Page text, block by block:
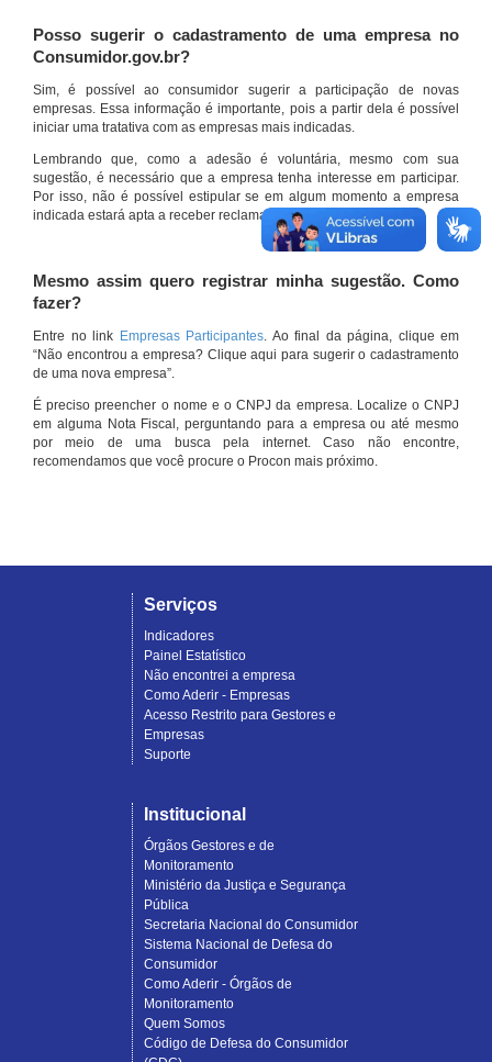
Posso sugerir o cadastramento de uma empresa no
Consumidor.gov.br?
Sim, é possível ao consumidor sugerir a participação de novas
empresas. Essa informação é importante, pois a partir dela é possível
iniciar uma tratativa com as empresas mais indicadas.
Lembrando que, como a adesão é voluntária, mesmo com sua
sugestão, é necessário que a empresa tenha interesse em participar.
Por isso, não é possível estipular se em algum momento a empresa
indicada estará apta a receber reclamações por meio do site.
Mesmo assim quero registrar minha sugestão. Como
fazer?
Entre no link Empresas Participantes. Ao final da página, clique em
“Não encontrou a empresa? Clique aqui para sugerir o cadastramento
de uma nova empresa”.
É preciso preencher o nome e o CNPJ da empresa. Localize o CNPJ
em alguma Nota Fiscal, perguntando para a empresa ou até mesmo
por meio de uma busca pela internet. Caso não encontre,
recomendamos que você procure o Procon mais próximo.
Serviços
Indicadores
Painel Estatístico
Não encontrei a empresa
Como Aderir - Empresas
Acesso Restrito para Gestores e
Empresas
Suporte
Institucional
Órgãos Gestores e de
Monitoramento
Ministério da Justiça e Segurança
Pública
Secretaria Nacional do Consumidor
Sistema Nacional de Defesa do
Consumidor
Como Aderir - Órgãos de
Monitoramento
Quem Somos
Código de Defesa do Consumidor